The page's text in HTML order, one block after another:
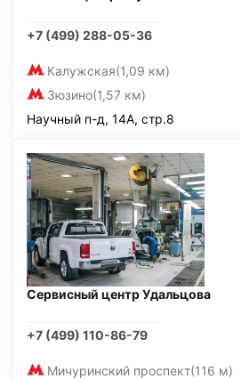
+7 (499) 288-05-36
Калужская(1,09 км)
Зюзино(1,57 км)
Научный п-д, 14А, стр.8
Сервисный центр Удальцова
+7 (499) 110-86-79
Мичуринский проспект(116 м)